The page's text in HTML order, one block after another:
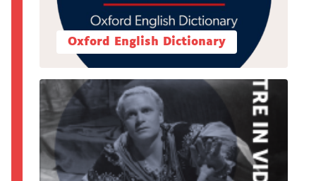
Oxford English Dictionary